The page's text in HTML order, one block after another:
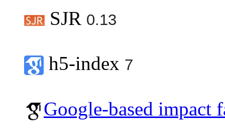
SJR 0.13
h5-index 7
Google-based impact